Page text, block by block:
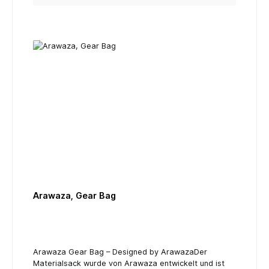
Arawaza, Gear Bag
Arawaza Gear Bag – Designed by ArawazaDer
Materialsack wurde von Arawaza entwickelt und ist